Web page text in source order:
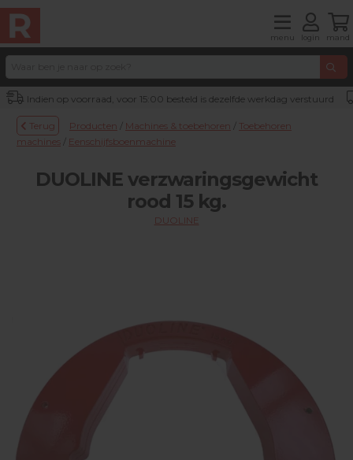
menu login mand
Indien op voorraad, voor 15:00 besteld is dezelfde werkdag verstuurd
Terug Producten / Machines & toebehoren / Toebehoren
machines / Eenschijfsboenmachine
DUOLINE verzwaringsgewicht
rood 15 kg.
DUOLINE